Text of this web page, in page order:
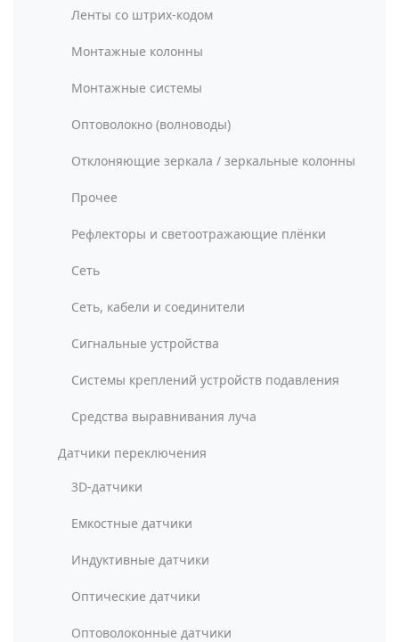
Ленты со штрих-кодом
Монтажные колонны
Монтажные системы
Оптоволокно (волноводы)
Отклоняющие зеркала / зеркальные колонны
Прочее
Рефлекторы и светоотражающие плёнки
Сеть
Сеть, кабели и соединители
Сигнальные устройства
Системы креплений устройств подавления
Средства выравнивания луча
Датчики переключения
3D-датчики
Емкостные датчики
Индуктивные датчики
Оптические датчики
Оптоволоконные датчики